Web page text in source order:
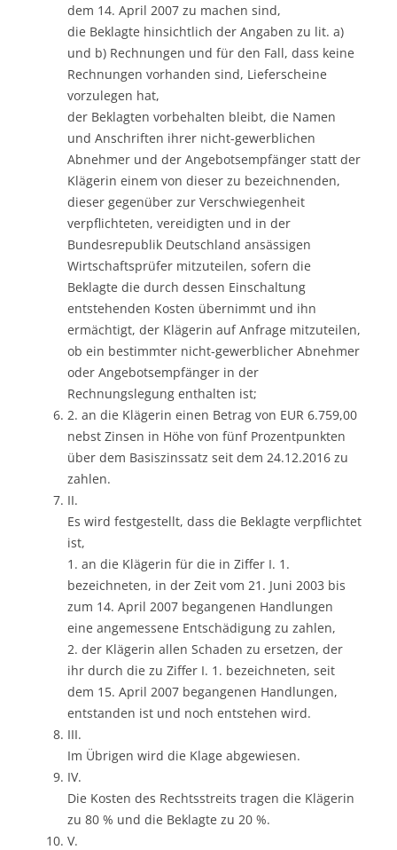
dem 14. April 2007 zu machen sind,
die Beklagte hinsichtlich der Angaben zu lit. a)
und b) Rechnungen und für den Fall, dass keine
Rechnungen vorhanden sind, Lieferscheine
vorzulegen hat,
der Beklagten vorbehalten bleibt, die Namen
und Anschriften ihrer nicht-gewerblichen
Abnehmer und der Angebotsempfänger statt der
Klägerin einem von dieser zu bezeichnenden,
dieser gegenüber zur Verschwiegenheit
verpflichteten, vereidigten und in der
Bundesrepublik Deutschland ansässigen
Wirtschaftsprüfer mitzuteilen, sofern die
Beklagte die durch dessen Einschaltung
entstehenden Kosten übernimmt und ihn
ermächtigt, der Klägerin auf Anfrage mitzuteilen,
ob ein bestimmter nicht-gewerblicher Abnehmer
oder Angebotsempfänger in der
Rechnungslegung enthalten ist;
2. an die Klägerin einen Betrag von EUR 6.759,00
nebst Zinsen in Höhe von fünf Prozentpunkten
über dem Basiszinssatz seit dem 24.12.2016 zu
zahlen.
II.
Es wird festgestellt, dass die Beklagte verpflichtet
ist,
1. an die Klägerin für die in Ziffer I. 1.
bezeichneten, in der Zeit vom 21. Juni 2003 bis
zum 14. April 2007 begangenen Handlungen
eine angemessene Entschädigung zu zahlen,
2. der Klägerin allen Schaden zu ersetzen, der
ihr durch die zu Ziffer I. 1. bezeichneten, seit
dem 15. April 2007 begangenen Handlungen,
entstanden ist und noch entstehen wird.
III.
Im Übrigen wird die Klage abgewiesen.
IV.
Die Kosten des Rechtsstreits tragen die Klägerin
zu 80 % und die Beklagte zu 20 %.
V.